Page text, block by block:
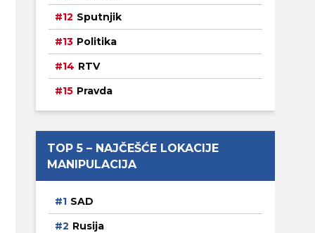
Sputnjik
Politika
RTV
Pravda
TOP 5 – NAJČEŠĆE LOKACIJE
MANIPULACIJA
SAD
Rusija